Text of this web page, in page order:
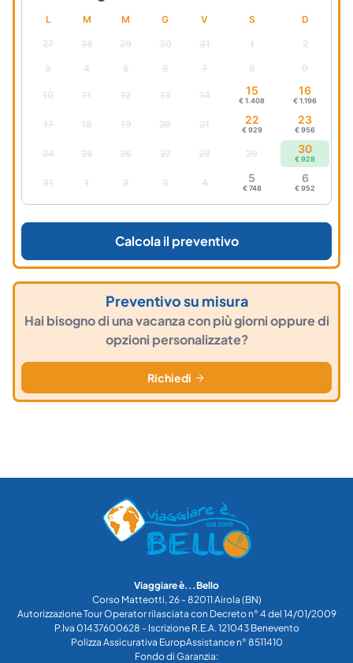
L M M G V S D
27 28 29 30 31 1 2
3 4 5 6 7 8 9
10 11 12 13 14 15
€ 1.408
16
€ 1.196
17 18 19 20 21 22
€ 929
23
€ 956
24 25 26 27 28 29 30
€ 928
31 1 2 3 4 5
€ 748
6
€ 952
Calcola il preventivo
Preventivo su misura
Hai bisogno di una vacanza con più giorni oppure di
opzioni personalizzate?
Richiedi
Viaggiare è...Bello
Corso Matteotti, 26 - 82011 Airola (BN)
Autorizzazione Tour Operator rilasciata con Decreto n° 4 del 14/01/2009
P.Iva 01437600628 - Iscrizione R.E.A. 121043 Benevento
Polizza Assicurativa EuropAssistance n° 8511410
Fondo di Garanzia: